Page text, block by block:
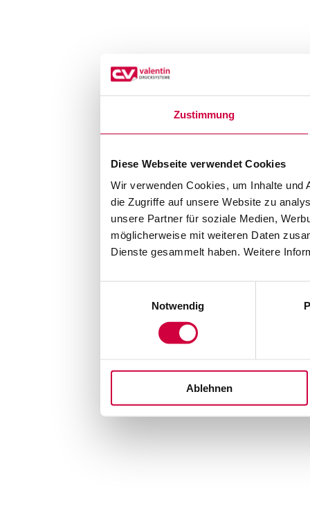
Zustimmung
Diese Webseite verwendet Cookies
Wir verwenden Cookies, um Inhalte und
die Zugriffe auf unsere Website zu
unsere Partner für soziale Medien,
möglicherweise mit weiteren Daten
Dienste gesammelt haben. Weitere
Notwendig
Ablehnen